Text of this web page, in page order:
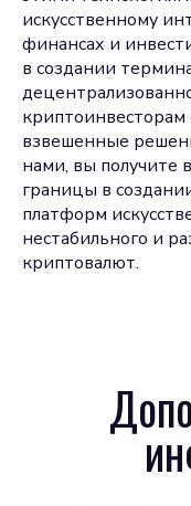
искусственному
финансах и
в создании
взвешенные
нами, вы получите
границы в
платформ
нестабильного и
криптовалют.